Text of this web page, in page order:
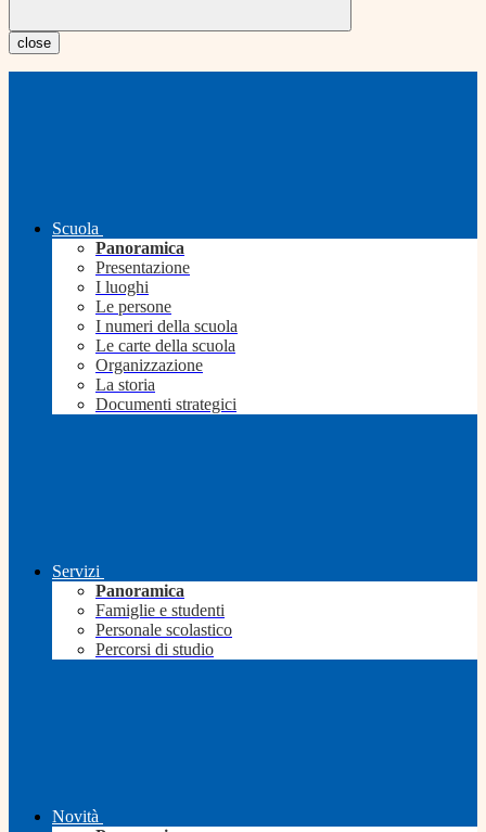
close
Scuola
Panoramica
Presentazione
I luoghi
Le persone
I numeri della scuola
Le carte della scuola
Organizzazione
La storia
Documenti strategici
Servizi
Panoramica
Famiglie e studenti
Personale scolastico
Percorsi di studio
Novità